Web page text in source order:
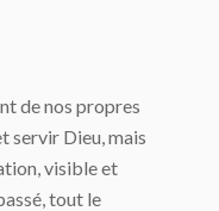
de nos propres
servir Dieu, mais
visible et
tout le